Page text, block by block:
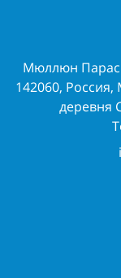
Мюллюн Парас
142060, Россия,
деревня